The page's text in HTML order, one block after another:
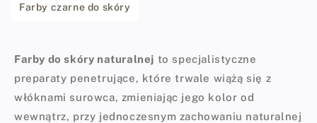
Farby czarne do skóry
Farby do skóry naturalnej to specjalistyczne
preparaty penetrujące, które trwale wiążą się z
włóknami surowca, zmieniając jego kolor od
wewnątrz, przy jednoczesnym zachowaniu naturalnej